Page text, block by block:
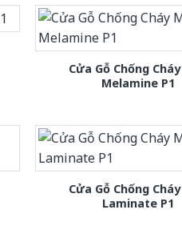
Cửa Gỗ Chống Cháy
Melamine P1
Cửa Gỗ Chống Cháy
Laminate P1